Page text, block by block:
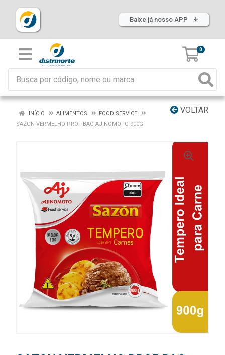
Baixe já nosso APP
0
VOLTAR
INÍCIO ALIMENTOS
FOOD SERVICE
SAZON VERMELHO PROF BAG AJINOMOTO 900G